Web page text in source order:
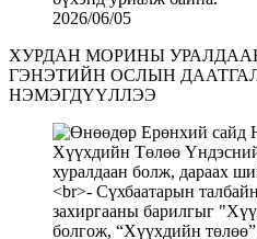
2026/06/05
ХУРДАН МОРИНЫ
ГЭНЭТИЙН ОСЛЫН
НЭМЭГДҮҮЛЛЭЭ